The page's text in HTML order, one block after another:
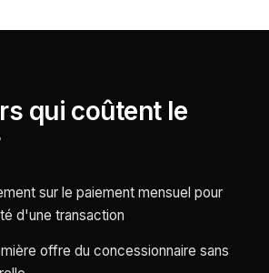
qui coûtent le
sur le paiement mensuel pour
d'une transaction
offre du concessionnaire sans